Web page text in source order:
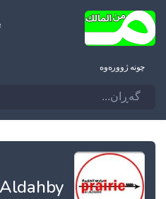
چونه‌ ژووره‌وه‌